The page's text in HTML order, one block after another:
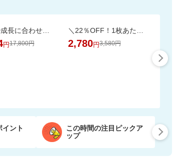
お部屋や成長に合わせて7通りに使える、多機能ベビーサークル
円17,800円 2,780円3,580円
イント
この時間の注目ピックア
ップ